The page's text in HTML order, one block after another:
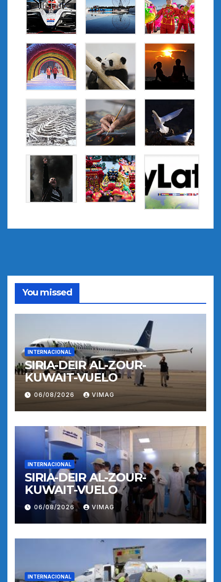
You missed
INTERNACIONAL
SIRIA-DEIR AL-ZOUR-
KUWAIT-VUELO
06/08/2026 VIMAG
INTERNACIONAL
SIRIA-DEIR AL-ZOUR-
KUWAIT-VUELO
06/08/2026 VIMAG
INTERNACIONAL